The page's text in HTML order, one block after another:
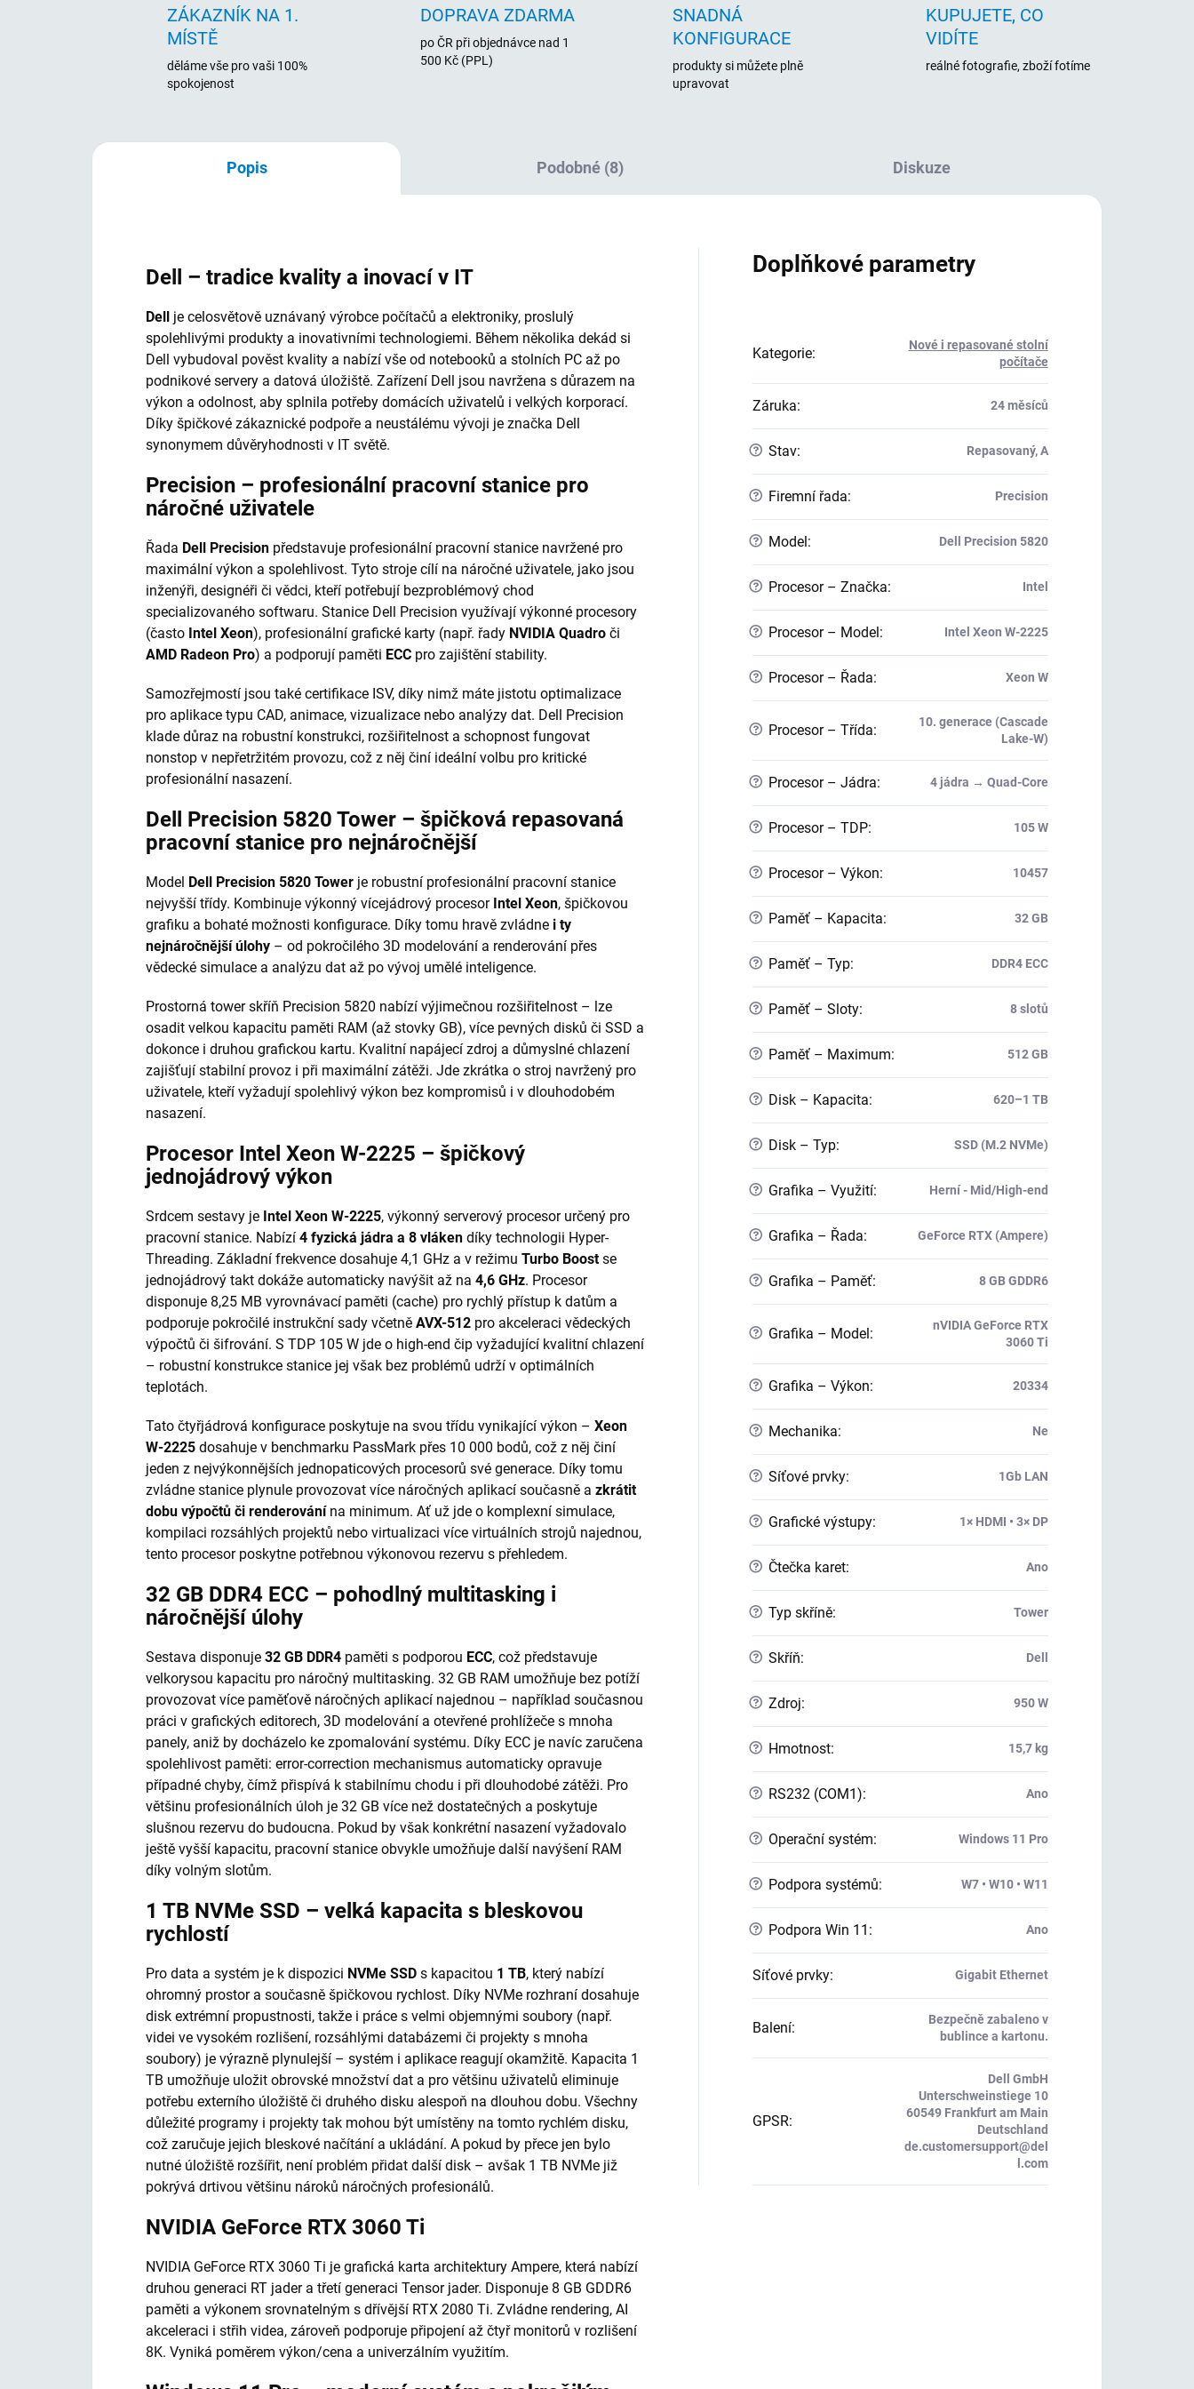
ZÁKAZNÍK NA 1.
MÍSTĚ
děláme vše pro vaši 100%
spokojenost
DOPRAVA ZDARMA
po ČR při objednávce nad 1
500 Kč (PPL)
SNADNÁ
KONFIGURACE
produkty si můžete plně
upravovat
KUPUJETE, CO
VIDÍTE
reálné fotografie, zboží fotíme
Popis Podobné (8) Diskuze
Dell – tradice kvality a inovací v IT
Dell je celosvětově uznávaný výrobce počítačů a elektroniky, proslulý
spolehlivými produkty a inovativními technologiemi. Během několika dekád si
Dell vybudoval pověst kvality a nabízí vše od notebooků a stolních PC až po
podnikové servery a datová úložiště. Zařízení Dell jsou navržena s důrazem na
výkon a odolnost, aby splnila potřeby domácích uživatelů i velkých korporací.
Díky špičkové zákaznické podpoře a neustálému vývoji je značka Dell
synonymem důvěryhodnosti v IT světě.
Precision – profesionální pracovní stanice pro
náročné uživatele
Řada Dell Precision představuje profesionální pracovní stanice navržené pro
maximální výkon a spolehlivost. Tyto stroje cílí na náročné uživatele, jako jsou
inženýři, designéři či vědci, kteří potřebují bezproblémový chod
specializovaného softwaru. Stanice Dell Precision využívají výkonné procesory
(často Intel Xeon), profesionální grafické karty (např. řady NVIDIA Quadro či
AMD Radeon Pro) a podporují paměti ECC pro zajištění stability.
Samozřejmostí jsou také certifikace ISV, díky nimž máte jistotu optimalizace
pro aplikace typu CAD, animace, vizualizace nebo analýzy dat. Dell Precision
klade důraz na robustní konstrukci, rozšiřitelnost a schopnost fungovat
nonstop v nepřetržitém provozu, což z něj činí ideální volbu pro kritické
profesionální nasazení.
Dell Precision 5820 Tower – špičková repasovaná
pracovní stanice pro nejnáročnější
Model Dell Precision 5820 Tower je robustní profesionální pracovní stanice
nejvyšší třídy. Kombinuje výkonný vícejádrový procesor Intel Xeon, špičkovou
grafiku a bohaté možnosti konfigurace. Díky tomu hravě zvládne i ty
nejnáročnější úlohy – od pokročilého 3D modelování a renderování přes
vědecké simulace a analýzu dat až po vývoj umělé inteligence.
Prostorná tower skříň Precision 5820 nabízí výjimečnou rozšiřitelnost – lze
osadit velkou kapacitu paměti RAM (až stovky GB), více pevných disků či SSD a
dokonce i druhou grafickou kartu. Kvalitní napájecí zdroj a důmyslné chlazení
zajišťují stabilní provoz i při maximální zátěži. Jde zkrátka o stroj navržený pro
uživatele, kteří vyžadují spolehlivý výkon bez kompromisů i v dlouhodobém
nasazení.
Procesor Intel Xeon W-2225 – špičkový
jednojádrový výkon
Srdcem sestavy je Intel Xeon W-2225, výkonný serverový procesor určený pro
pracovní stanice. Nabízí 4 fyzická jádra a 8 vláken díky technologii Hyper-
Threading. Základní frekvence dosahuje 4,1 GHz a v režimu Turbo Boostse
jednojádrový takt dokáže automaticky navýšit až na 4,6 GHz. Procesor
disponuje 8,25 MB vyrovnávací paměti (cache) pro rychlý přístup k datům a
podporuje pokročilé instrukční sady včetně AVX-512 pro akceleraci vědeckých
výpočtů či šifrování. S TDP 105 W jde o high-end čip vyžadující kvalitní chlazení
– robustní konstrukce stanice jej však bez problémů udrží v optimálních
teplotách.
Tato čtyřjádrová konfigurace poskytuje na svou třídu vynikající výkon – Xeon
W-2225 dosahuje v benchmarku PassMark přes 10 000 bodů, což z něj činí
jeden z nejvýkonnějších jednopaticových procesorů své generace. Díky tomu
zvládne stanice plynule provozovat více náročných aplikací současně a zkrátit
dobu výpočtů či renderovánína minimum. Ať už jde o komplexní simulace,
kompilaci rozsáhlých projek­tů nebo virtualizaci více virtuálních strojů najednou,
tento procesor poskytne potřebnou výkonovou rezervu s přehledem.
32 GB DDR4 ECC – pohodlný multitasking i
náročnější úlohy
Sestava disponuje 32 GB DDR4 paměti s podporou ECC, což představuje
velkorysou kapacitu pro náročný multitasking. 32 GB RAM umožňuje bez potíží
provozovat více paměťově náročných aplikací najednou – například současnou
práci v grafických editorech, 3D modelování a otevřené prohlížeče s mnoha
panely, aniž by docházelo ke zpomalování systému. Díky ECC je navíc zaručena
spolehlivost paměti: error-correction mechanismus automaticky opravuje
případné chyby, čímž přispívá k stabilnímu chodu i při dlouhodobé zátěži. Pro
většinu profesionálních úloh je 32 GB více než dostatečných a poskytuje
slušnou rezervu do budoucna. Pokud by však konkrétní nasazení vyžadovalo
ještě vyšší kapacitu, pracovní stanice obvykle umožňuje další navýšení RAM
díky volným slotům.
1 TB NVMe SSD – velká kapacita s bleskovou
rychlostí
Pro data a systém je k dispozici NVMe SSD s kapacitou 1 TB, který nabízí
ohromný prostor a současně špičkovou rychlost. Díky NVMe rozhraní dosahuje
disk extrémní propustnosti, takže i práce s velmi objemnými soubory (např.
videi ve vysokém rozlišení, rozsáhlými databázemi či projekty s mnoha
soubory) je výrazně plynulejší – systém i aplikace reagují okamžitě. Kapacita 1
TB umožňuje uložit obrovské množství dat a pro většinu uživatelů eliminuje
potřebu externího úložiště či druhého disku alespoň na dlouhou dobu. Všechny
důležité programy i projekty tak mohou být umístěny na tomto rychlém disku,
což zaručuje jejich bleskové načítání a ukládání. A pokud by přece jen bylo
nutné úložiště rozšířit, není problém přidat další disk – avšak 1 TB NVMe již
pokrývá drtivou většinu nároků náročných profesionálů.
NVIDIA GeForce RTX 3060 Ti
NVIDIA GeForce RTX 3060 Ti je grafická karta architektury Ampere, která nabízí
druhou generaci RT jader a třetí generaci Tensor jader. Disponuje 8 GB GDDR6
paměti a výkonem srovnatelným s dřívější RTX 2080 Ti. Zvládne rendering, AI
akceleraci i střih videa, zároveň podporuje připojení až čtyř monitorů v rozlišení
8K. Vyniká poměrem výkon/cena a univerzálním využitím.
Doplňkové parametry
Kategorie:
Nové i repasované stolní
počítače
Záruka: 24 měsíců
? Stav: Repasovaný, A
? Firemní řada: Precision
? Model : Dell Precision 5820
? Procesor – Značka: Intel
? Procesor – Model : Intel Xeon W-2225
? Procesor – Řada: Xeon W
? Procesor – Třída:
10. generace (Cascade
Lake-W)
? Procesor – Jádra: 4 jádra → Quad-Core
? Procesor – TDP: 105 W
? Procesor – Výkon: 10457
? Paměť – Kapacita: 32 GB
? Paměť – Typ: DDR4 ECC
? Paměť – Sloty: 8 slotů
? Paměť – Maximum: 512 GB
? Disk – Kapacita: 620–1 TB
? Disk – Typ: SSD (M.2 NVMe)
? Grafika – Využití: Herní - Mid/High-end
? Grafika – Řada: GeForce RTX (Ampere)
? Grafika – Paměť: 8 GB GDDR6
? Grafika – Model :
nVIDIA GeForce RTX
3060 Ti
? Grafika – Výkon: 20334
? Mechanika: Ne
? Síťové prvky: 1Gb LAN
? Grafické výstupy: 1× HDMI • 3× DP
? Čtečka karet: Ano
? Typ skříně: Tower
? Skříň: Dell
? Zdroj: 950 W
? Hmotnost: 15,7 kg
? RS232 (COM1): Ano
? Operační systém: Windows 11 Pro
? Podpora systémů: W7 • W10 • W11
? Podpora Win 11 : Ano
Síťové prvky: Gigabit Ethernet
Balení:
Bezpečně zabaleno v
bublince a kartonu.
GPSR:
Dell GmbH
Unterschweinstiege 10
60549 Frankfurt am Main
Deutschland
de.customersupport@del
l.com